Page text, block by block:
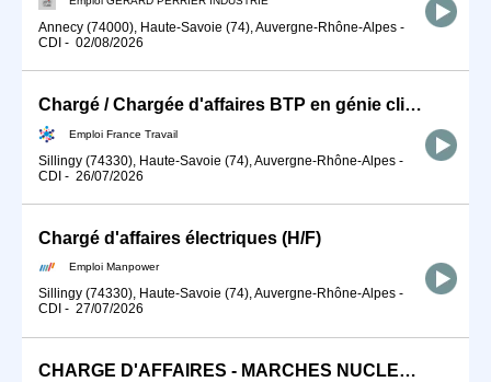
Annecy (74000), Haute-Savoie (74), Auvergne-Rhône-Alpes -
CDI - 02/08/2026
Chargé / Chargée d'affaires BTP en génie climatique et énergétiqu (H/F)
Emploi France Travail
Sillingy (74330), Haute-Savoie (74), Auvergne-Rhône-Alpes -
CDI - 26/07/2026
Chargé d'affaires électriques (H/F)
Emploi Manpower
Sillingy (74330), Haute-Savoie (74), Auvergne-Rhône-Alpes -
CDI - 27/07/2026
CHARGE D'AFFAIRES - MARCHES NUCLEAIRES H/F